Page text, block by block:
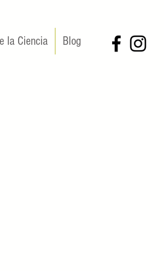
la Ciencia Blog